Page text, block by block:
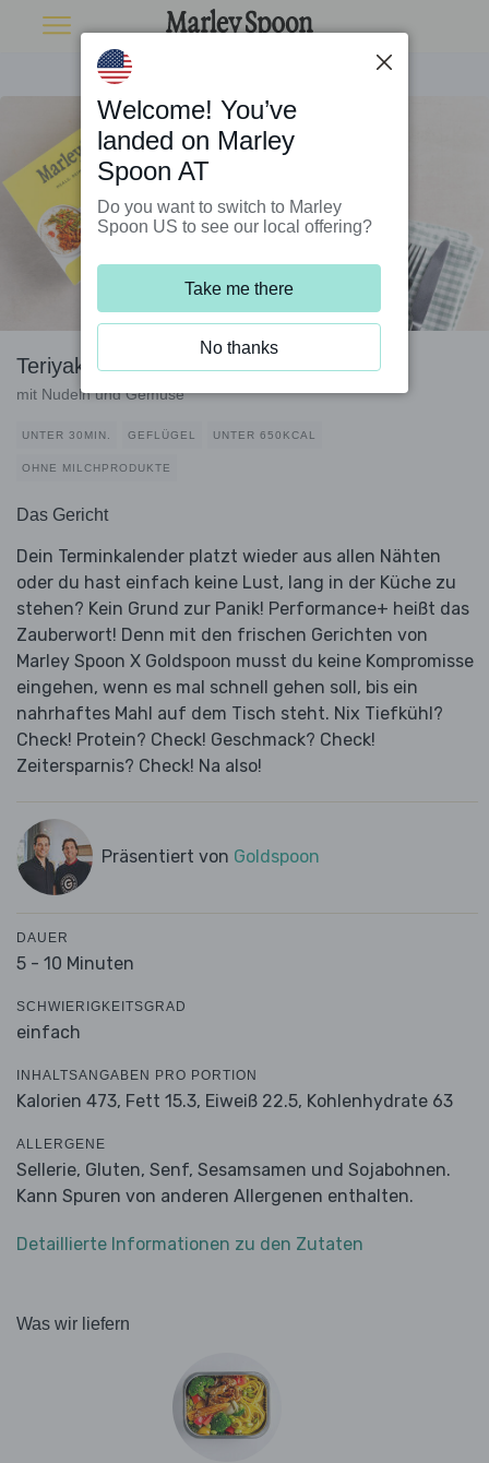
Teriyaki-Hähnchen
mit Nudeln und Gemüse
UNTER 30MIN. GEFLÜGEL UNTER 650KCAL
OHNE MILCHPRODUKTE
Das Gericht
Dein Terminkalender platzt wieder aus allen Nähten
oder du hast einfach keine Lust, lang in der Küche zu
stehen? Kein Grund zur Panik! Performance+ heißt das
Zauberwort! Denn mit den frischen Gerichten von
Marley Spoon X Goldspoon musst du keine Kompromisse
eingehen, wenn es mal schnell gehen soll, bis ein
nahrhaftes Mahl auf dem Tisch steht. Nix Tiefkühl?
Check! Protein? Check! Geschmack? Check!
Zeitersparnis? Check! Na also!
Präsentiert von Goldspoon
DAUER
5 - 10 Minuten
SCHWIERIGKEITSGRAD
einfach
INHALTSANGABEN PRO PORTION
Kalorien 473, Fett 15.3, Eiweiß 22.5, Kohlenhydrate 63
ALLERGENE
Sellerie, Gluten, Senf, Sesamsamen und Sojabohnen.
Kann Spuren von anderen Allergenen enthalten.
Detaillierte Informationen zu den Zutaten
Was wir liefern
Welcome! You’ve
landed on Marley
Spoon AT
Do you want to switch to Marley
Spoon US to see our local offering?
Take me there
No thanks